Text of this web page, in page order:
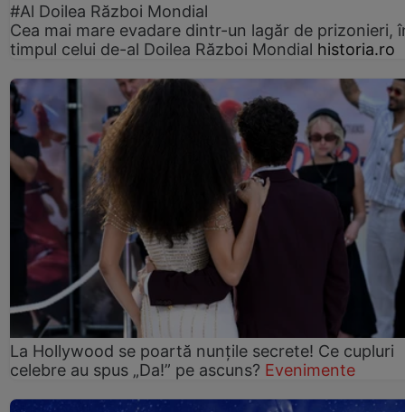
#Al Doilea Război Mondial
Cea mai mare evadare dintr-un lagăr de prizonieri,
timpul celui de-al Doilea Război Mondial historia.ro
La Hollywood se poartă nunțile secrete! Ce cupluri
celebre au spus „Da!” pe ascuns? Evenimente